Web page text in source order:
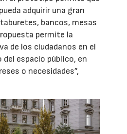
adquirir una gran
bancos, mesas
permite la
de los ciudadanos en el
del espacio público, en
o necesidades”,